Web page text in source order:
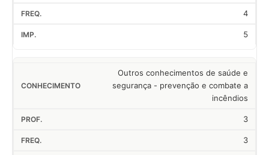
4
5
Outros conhecimentos de saúde e
segurança - prevenção e combate a
incêndios
3
3